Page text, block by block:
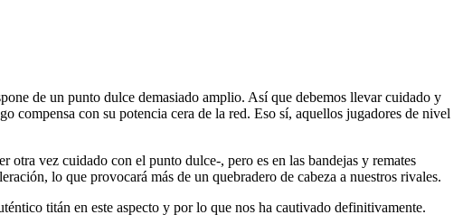
de un punto dulce demasiado amplio. Así que debemos llevar cuidado y
compensa con su potencia cera de la red. Eso sí, aquellos jugadores de nivel
otra vez cuidado con el punto dulce-, pero es en las bandejas y remates
lo que provocará más de un quebradero de cabeza a nuestros rivales.
titán en este aspecto y por lo que nos ha cautivado definitivamente.